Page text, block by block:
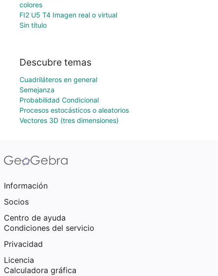
colores
FI2 U5 T4 Imagen real o virtual
Sin título
Descubre temas
Cuadriláteros en general
Semejanza
Probabilidad Condicional
Procesos estocásticos o aleatorios
Vectores 3D (tres dimensiones)
Información
Socios
Centro de ayuda
Condiciones del servicio
Privacidad
Licencia
Calculadora gráfica